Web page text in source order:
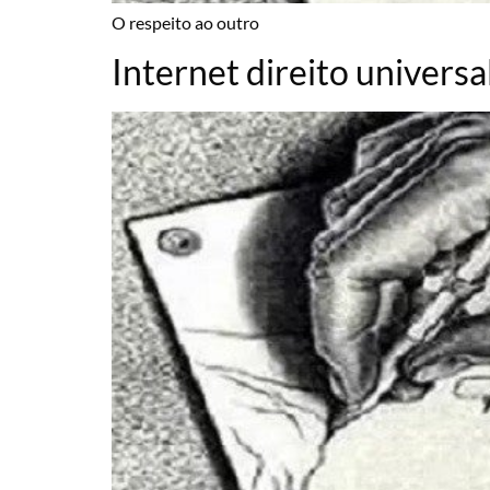
O respeito ao outro
Internet direito